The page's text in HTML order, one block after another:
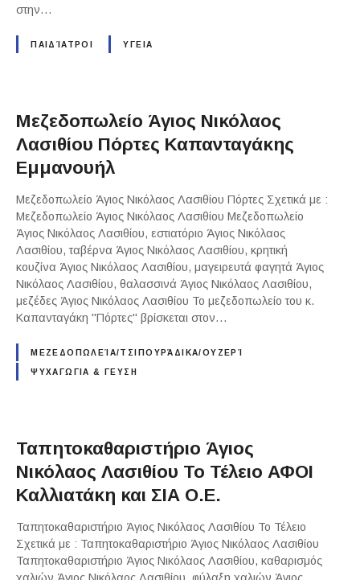
στην…
ΠΑΙΔΊΑΤΡΟΙ ΥΓΕΙΑ
Μεζεδοπωλείο Άγιος Νικόλαος
Λασιθίου Πόρτες Καπανταγάκης
Εμμανουήλ
Μεζεδοπωλείο Άγιος Νικόλαος Λασιθίου Πόρτες Σχετικά με :
Μεζεδοπωλείο Άγιος Νικόλαος Λασιθίου Μεζεδοπωλείο
Άγιος Νικόλαος Λασιθίου, εστιατόριο Άγιος Νικόλαος
Λασιθίου, ταβέρνα Άγιος Νικόλαος Λασιθίου, κρητική
κουζίνα Άγιος Νικόλαος Λασιθίου, μαγειρευτά φαγητά Άγιος
Νικόλαος Λασιθίου, θαλασσινά Άγιος Νικόλαος Λασιθίου,
μεζέδες Άγιος Νικόλαος Λασιθίου Το μεζεδοπωλείο του κ.
Καπανταγάκη "Πόρτες" βρίσκεται στον…
ΜΕΖΕΔΟΠΩΛΕΊΑ/ΤΣΙΠΟΥΡΆΔΙΚΑ/ΟΥΖΕΡΊ
ΨΥΧΑΓΩΓΙΑ & ΓΕΥΣΗ
Ταπητοκαθαριστήριο Άγιος
Νικόλαος Λασιθίου Το Τέλειο ΑΦΟΙ
Καλλιατάκη και ΣΙΑ Ο.Ε.
Ταπητοκαθαριστήριο Άγιος Νικόλαος Λασιθίου Το Τέλειο
Σχετικά με : Ταπητοκαθαριστήριο Άγιος Νικόλαος Λασιθίου
Ταπητοκαθαριστήριο Άγιος Νικόλαος Λασιθίου, καθαρισμός
χαλιών Άγιος Νικόλαος Λασιθίου, φύλαξη χαλιών Άγιος